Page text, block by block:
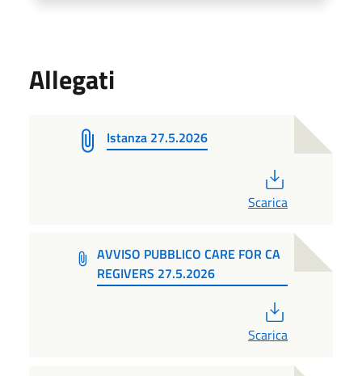
Allegati
Istanza 27.5.2026
Scarica
AVVISO PUBBLICO CARE FOR CA
REGIVERS 27.5.2026
Scarica